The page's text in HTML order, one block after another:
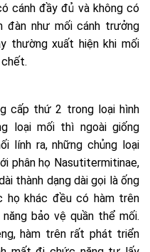
cánh đầy đủ và không có
đàn như mối cánh trưởng
thường xuất hiện khi mối
cấp thứ 2 trong loại hình
loại mối thì ngoài giống
lính ra, những chủng loại
phân họ Nasutitermitinae,
thành dạng dài gọi là ống
họ khác đều có hàm trên
bảo vệ quần thể mối.
hàm trên rất phát triển